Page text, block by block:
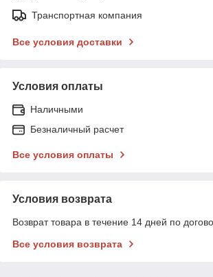
Транспортная компания
Все условия доставки
Условия оплаты
Наличными
Безналичный расчет
Все условия оплаты
Условия возврата
Возврат товара в течение 14 дней по
Все условия возврата